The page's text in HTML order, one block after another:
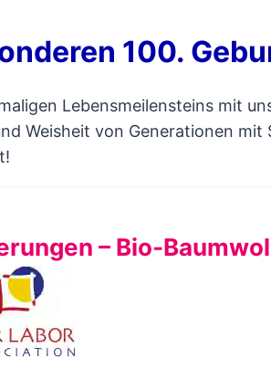
100.
Lebensmeilensteins mit
Weisheit von Generationen
– Bio-